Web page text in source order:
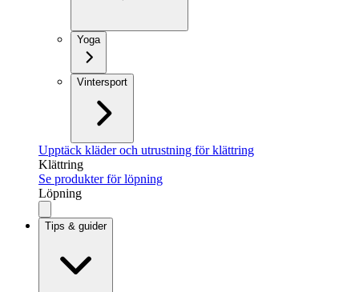
Yoga
Vintersport
Upptäck kläder och utrustning för klättring
Klättring
Se produkter för löpning
Löpning
Tips & guider